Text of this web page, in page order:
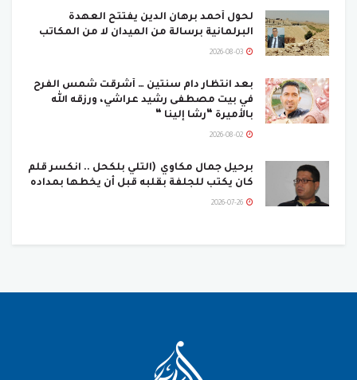
لحول أحمد برهان الدين يفتتح العهدة
البرلمانية برسالة من الميدان لا من المكاتب
بعد انتظار دام سنتين … أشرقت شمس الفرح
في بيت مصطفى رشيد عراشي، ورزقه الله
بالأميرة “رشا إلينا “
برحيل جمال مكاوي (التلي بلكحل .. انكسر قلم
كان يكتب للجلفة بقلبه قبل أن يخطها بمداده